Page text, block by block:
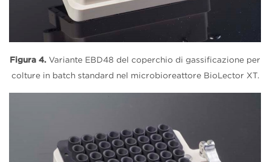
Figura 4. Variante EBD48 del coperchio di gassificazione per
colture in batch standard nel microbioreattore BioLector XT.